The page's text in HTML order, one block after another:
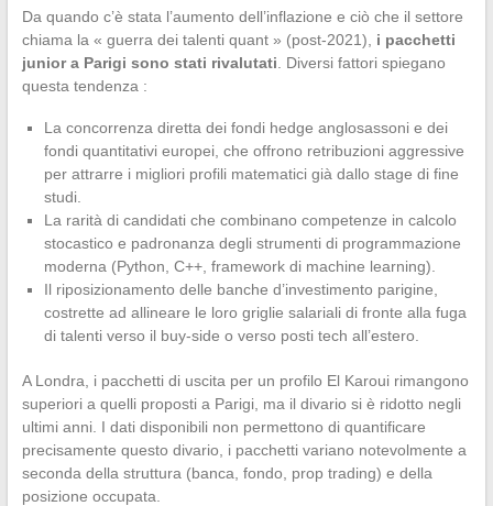
Da quando c’è stata l’aumento dell’inflazione e ciò che il settore
chiama la « guerra dei talenti quant » (post-2021), i pacchetti
junior a Parigi sono stati rivalutati . Diversi fattori spiegano
questa tendenza :
La concorrenza diretta dei fondi hedge anglosassoni e dei
fondi quantitativi europei, che offrono retribuzioni aggressive
per attrarre i migliori profili matematici già dallo stage di fine
studi.
La rarità di candidati che combinano competenze in calcolo
stocastico e padronanza degli strumenti di programmazione
moderna (Python, C++, framework di machine learning).
Il riposizionamento delle banche d’investimento parigine,
costrette ad allineare le loro griglie salariali di fronte alla fuga
di talenti verso il buy-side o verso posti tech all’estero.
A Londra, i pacchetti di uscita per un profilo El Karoui rimangono
superiori a quelli proposti a Parigi, ma il divario si è ridotto negli
ultimi anni. I dati disponibili non permettono di quantificare
precisamente questo divario, i pacchetti variano notevolmente a
seconda della struttura (banca, fondo, prop trading) e della
posizione occupata.